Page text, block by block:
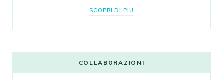
SCOPRI DI PIÙ
COLLABORAZIONI